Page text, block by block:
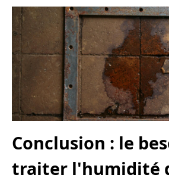
Conclusion : le
traiter l'humidité